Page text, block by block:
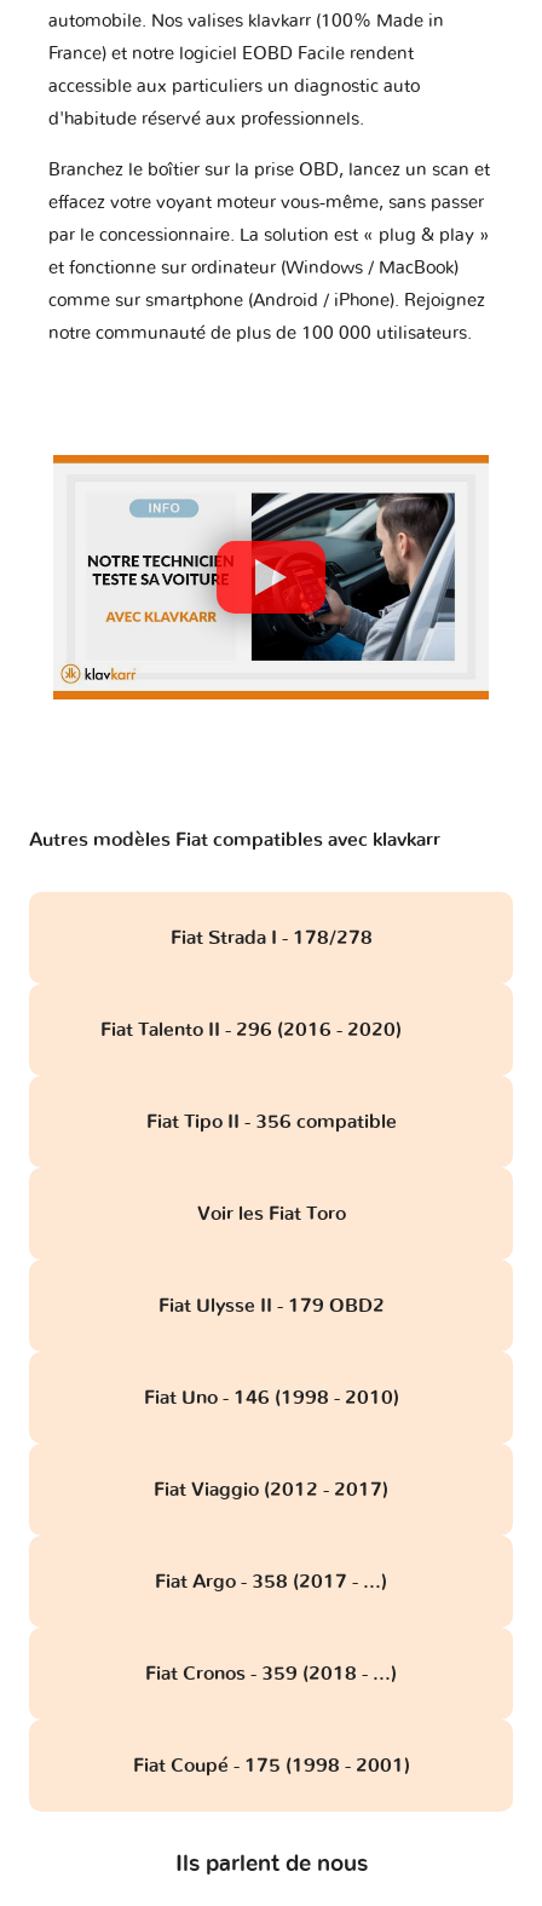
automobile. Nos valises klavkarr (100% Made in
France) et notre logiciel EOBD Facile rendent
accessible aux particuliers un diagnostic auto
d'habitude réservé aux professionnels.
Branchez le boîtier sur la prise OBD, lancez un scan et
effacez votre voyant moteur vous-même, sans passer
par le concessionnaire. La solution est « plug & play »
et fonctionne sur ordinateur (Windows / MacBook)
comme sur smartphone (Android / iPhone). Rejoignez
notre communauté de plus de 100 000 utilisateurs.
Autres modèles Fiat compatibles avec klavkarr
Fiat Strada I - 178/278
Fiat Talento II - 296 (2016 - 2020)
Fiat Tipo II - 356 compatible
Voir les Fiat Toro
Fiat Ulysse II - 179 OBD2
Fiat Uno - 146 (1998 - 2010)
Fiat Viaggio (2012 - 2017)
Fiat Argo - 358 (2017 - ...)
Fiat Cronos - 359 (2018 - ...)
Fiat Coupé - 175 (1998 - 2001)
Ils parlent de nous